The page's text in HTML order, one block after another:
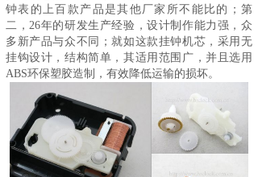
钟表 的上百款产品是其他厂家所不能比的；第
二，26年的研发生产经验，设计制作能力强，众
多新产品与众不同；就如这款挂钟机芯，采用无
挂钩设计，结构简单，其适用范围广，并且选用
ABS环保塑胶造制，有效降低运输的损坏。